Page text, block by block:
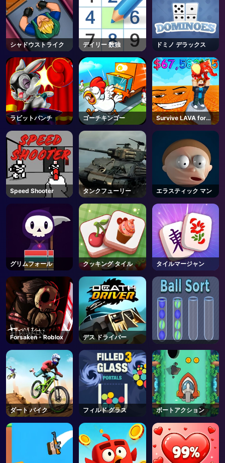
AD
シャドウストライク デイリー 数独 ドミノ デラックス
ラビットパンチ ゴーチキンゴー
Survive LAVA for
Brainrots! - Roblox
Speed Shooter タンクフューリー エラスティック マン
グリムフォール クッキング タイル タイルマージャン
Forsaken - Roblox デス ドライバー
ダート バイク フィルド グラス ボートアクション